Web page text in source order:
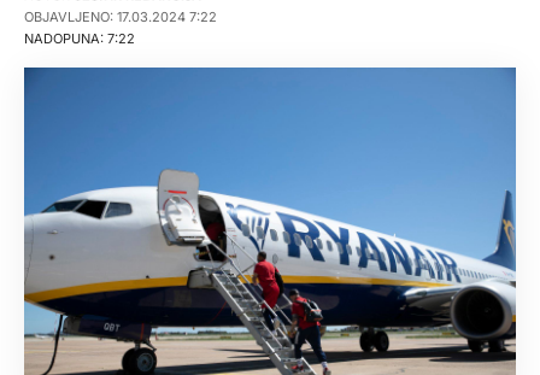
NADOPUNA: 7:22
OBJAVLJENO: 17.03.2024 7:22